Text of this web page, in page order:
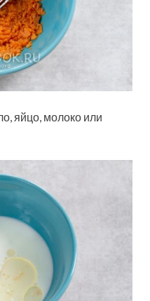
яйцо, молоко или